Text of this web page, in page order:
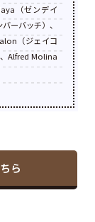
（ゼンデイ
ーバッチ）、
（ジェイコ
Alfred Molina
ら